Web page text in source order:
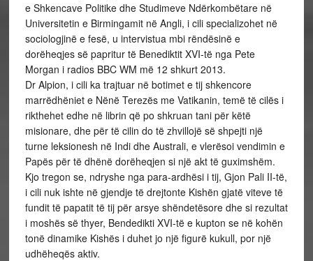
e Shkencave Politike dhe Studimeve Ndërkombëtare në
Universitetin e Birmingamit në Angli, i cili specializohet në
sociologjinë e fesë, u intervistua mbi rëndësinë e
dorëheqjes së papritur të Benediktit XVI-të nga Pete
Morgan i radios BBC WM më 12 shkurt 2013.
Dr Alpion, i cili ka trajtuar në botimet e tij shkencore
marrëdhëniet e Nënë Terezës me Vatikanin, temë të cilës i
rikthehet edhe në librin që po shkruan tani për këtë
misionare, dhe për të cilin do të zhvillojë së shpejti një
turne leksionesh në Indi dhe Australi, e vlerësoi vendimin e
Papës për të dhënë dorëheqjen si një akt të guximshëm.
Kjo tregon se, ndryshe nga para-ardhësi i tij, Gjon Pali II-të,
i cili nuk ishte në gjendje të drejtonte Kishën gjatë viteve të
fundit të papatit të tij për arsye shëndetësore dhe si rezultat
i moshës së thyer, Bendedikti XVI-të e kupton se në kohën
tonë dinamike Kishës i duhet jo një figurë kukull, por një
udhëheqës aktiv.